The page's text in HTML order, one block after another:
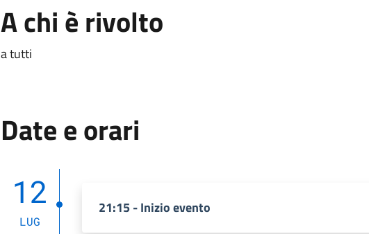
A chi è rivolto
a tutti
Date e orari
12
LUG
21:15 - Inizio evento